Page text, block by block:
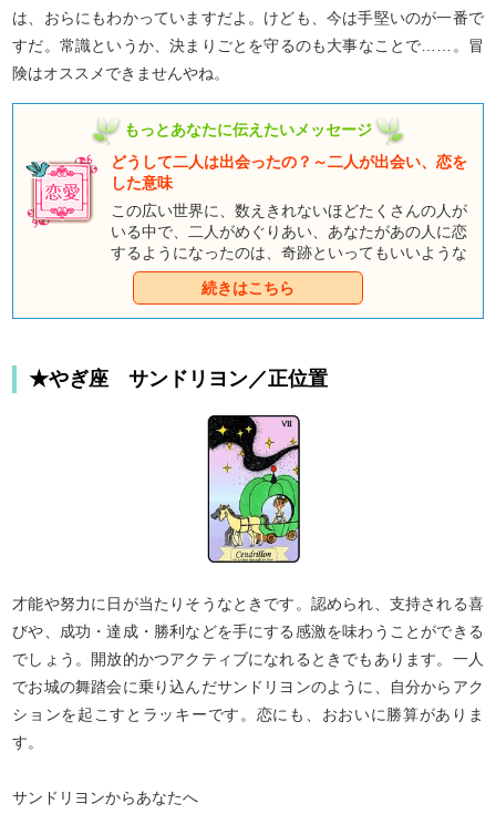
は、おらにもわかっていますだよ。けども、今は手堅いのが一番で
すだ。常識というか、決まりごとを守るのも大事なことで……。冒
険はオススメできませんやね。
もっとあなたに伝えたいメッセージ
どうして二人は出会ったの？～二人が出会い、恋を
した意味
この広い世界に、数えきれないほどたくさんの人が
いる中で、二人がめぐりあい、あなたがあの人に恋
するようになったのは、奇跡といってもいいような
特別の出来事。そこには必ず意味があるはずです。
続きはこちら
★やぎ座 サンドリヨン／正位置
才能や努力に日が当たりそうなときです。認められ、支持される喜
びや、成功・達成・勝利などを手にする感激を味わうことができる
でしょう。開放的かつアクティブになれるときでもあります。一人
でお城の舞踏会に乗り込んだサンドリヨンのように、自分からアク
ションを起こすとラッキーです。恋にも、おおいに勝算がありま
す。
サンドリヨンからあなたへ